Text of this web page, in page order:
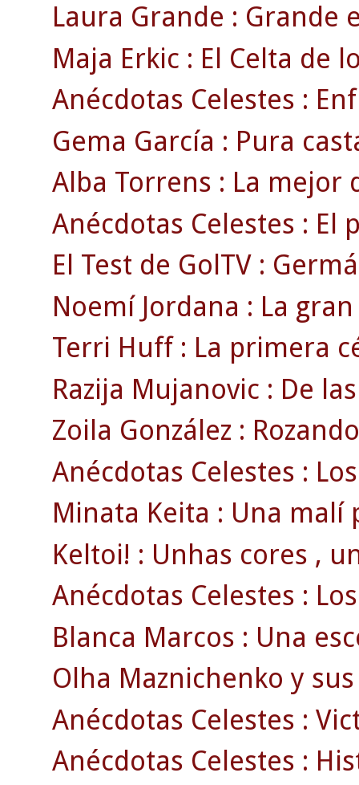
Laura Grande : Grande
Maja Erkic : El Celta de
Anécdotas Celestes :
Gema García : Pura
Alba Torrens : La mejor
Anécdotas Celestes : El
El Test de GolTV :
Noemí Jordana : La
Terri Huff : La primera
Razija Mujanovic : De
Zoila González :
Anécdotas Celestes :
Minata Keita : Una malí
Keltoi! : Unhas cores ,
Anécdotas Celestes :
Blanca Marcos : Una
Olha Maznichenko y
Anécdotas Celestes :
Anécdotas Celestes :